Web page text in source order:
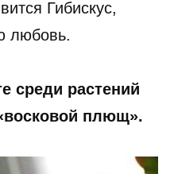
Гибискус,
любовь.
среди растений
плющ».